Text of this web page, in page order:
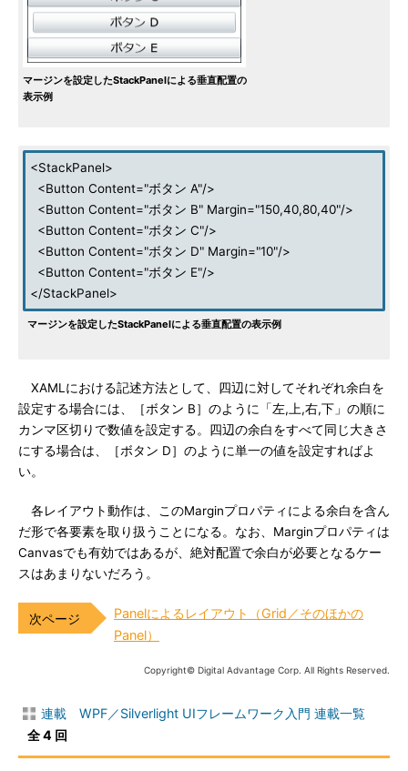
マージンを設定したStackPanelによる垂直配置の
表示例
<StackPanel>
<Button Content="ボタン A"/>
<Button Content="ボタン B" Margin="150,40,80,40"/>
<Button Content="ボタン C"/>
<Button Content="ボタン D" Margin="10"/>
<Button Content="ボタン E"/>
</StackPanel>
マージンを設定したStackPanelによる垂直配置の表示例
XAMLにおける記述方法として、四辺に対してそれぞれ余白を
設定する場合には、［ボタン B］のように「左,上,右,下」の順に
カンマ区切りで数値を設定する。四辺の余白をすべて同じ大きさ
にする場合は、［ボタン D］のように単一の値を設定すればよ
い。
各レイアウト動作は、このMarginプロパティによる余白を含ん
だ形で各要素を取り扱うことになる。なお、Marginプロパティは
Canvasでも有効ではあるが、絶対配置で余白が必要となるケー
スはあまりないだろう。
Panelによるレイアウト（Grid／そのほかの
Panel）
Copyright© Digital Advantage Corp. All Rights Reserved.
連載 WPF／Silverlight UIフレームワーク入門 連載一覧
全 4 回